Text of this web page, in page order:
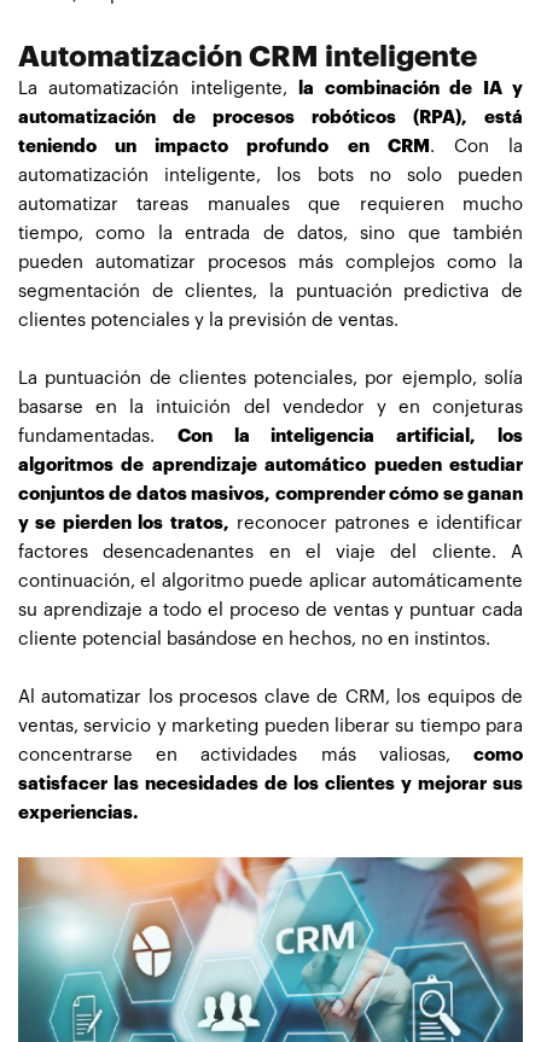
Automatización CRM inteligente
La automatización inteligente,
la combinación de IA y
automatización de procesos robóticos (RPA), está
teniendo un impacto profundo en CRM . Con la
automatización inteligente, los bots no solo pueden
automatizar tareas manuales que requieren mucho
tiempo, como la entrada de datos, sino que también
pueden automatizar procesos más complejos como la
segmentación de clientes, la puntuación predictiva de
clientes potenciales y la previsión de ventas.
La puntuación de clientes potenciales, por ejemplo, solía
basarse en la intuición del vendedor y en conjeturas
fundamentadas. Con la inteligencia artificial, los
algoritmos de aprendizaje automático pueden estudiar
conjuntos de datos masivos, comprender cómo se ganan
y se pierden los tratos, reconocer patrones e identificar
factores desencadenantes en el viaje del cliente. A
continuación, el algoritmo puede aplicar automáticamente
su aprendizaje a todo el proceso de ventas y puntuar cada
cliente potencial basándose en hechos, no en instintos.
Al automatizar los procesos clave de CRM, los equipos de
ventas, servicio y marketing pueden liberar su tiempo para
concentrarse en actividades más valiosas, como
satisfacer las necesidades de los clientes y mejorar sus
experiencias.